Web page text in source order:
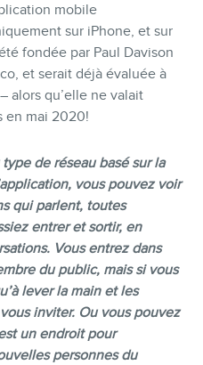
mobile
sur iPhone, et sur
fondée par Paul Davison
et serait déjà évaluée à
alors qu’elle ne valait
en mai 2020!
de réseau basé sur la
vous pouvez voir
qui parlent, toutes
entrer et sortir, en
Vous entrez dans
du public, mais si vous
lever la main et les
inviter. Ou vous pouvez
un endroit pour
personnes du